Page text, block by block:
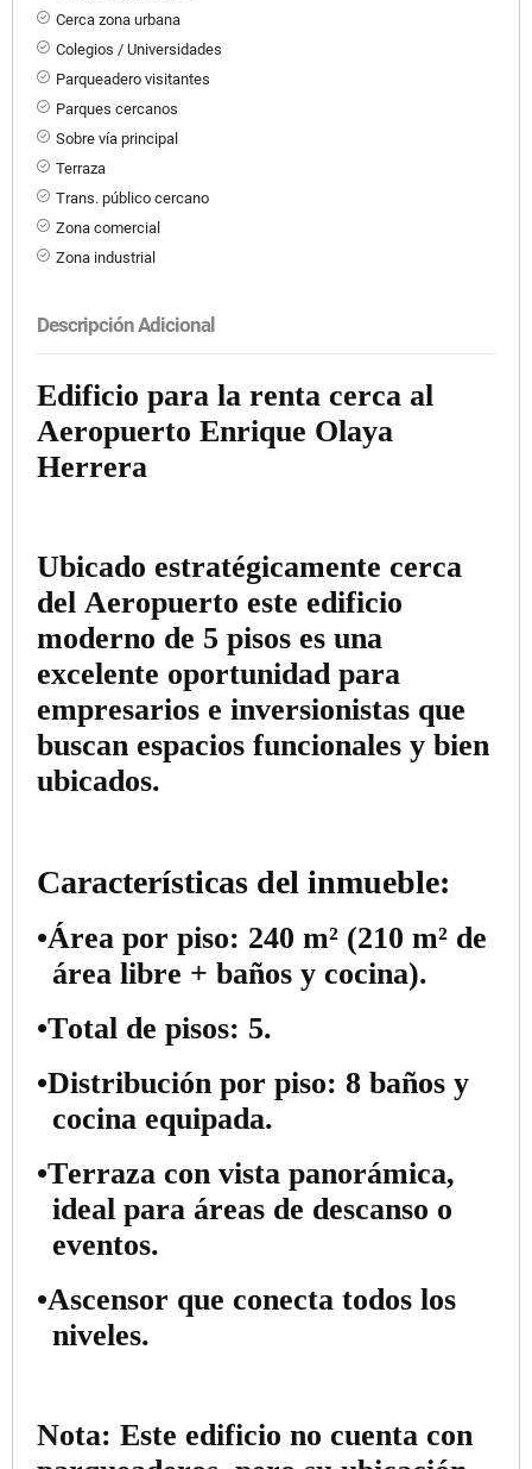
Cerca zona urbana
Colegios / Universidades
Parqueadero visitantes
Parques cercanos
Sobre vía principal
Terraza
Trans. público cercano
Zona comercial
Zona industrial
Descripción Adicional
Edificio para la renta cerca al
Aeropuerto Enrique Olaya
Herrera
Ubicado estratégicamente cerca
del Aeropuerto este edificio
moderno de 5 pisos es una
excelente oportunidad para
empresarios e inversionistas que
buscan espacios funcionales y bien
ubicados.
Características del inmueble:
•Área por piso: 240 m² (210 m² de
área libre + baños y cocina).
•Total de pisos: 5.
•Distribución por piso: 8 baños y
cocina equipada.
•Terraza con vista panorámica,
ideal para áreas de descanso o
eventos.
•Ascensor que conecta todos los
niveles.
Nota: Este edificio no cuenta con